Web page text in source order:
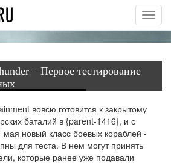
– Первое тестирование
вовсю готовится к закрытому
баталий в {parent-1416}, и с
новый класс боевых кораблей -
для теста. В нем могут принять
которые ранее уже подавали